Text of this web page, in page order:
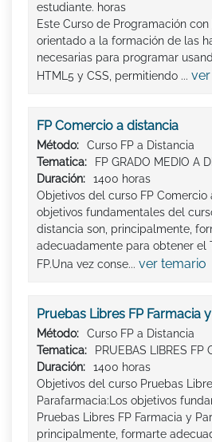
estudiante. horas
Este Curso de Programación con
orientado a la formación de las
necesarias para programar
HTML5 y CSS, permitiendo ...
FP Comercio a distancia
Método:
Curso FP a Distancia
Tematica:
FP GRADO MEDIO A
Duración:
1400 horas
Objetivos del curso FP Comercio
objetivos fundamentales del
distancia son, principalmente,
adecuadamente para obtener el
FP.Una vez conse... ver temario
Pruebas Libres FP Farmacia
Método:
Curso FP a Distancia
Tematica:
PRUEBAS LIBRES FP
Duración:
1400 horas
Objetivos del curso Pruebas
Parafarmacia:Los objetivos
Pruebas Libres FP Farmacia y
principalmente, formarte